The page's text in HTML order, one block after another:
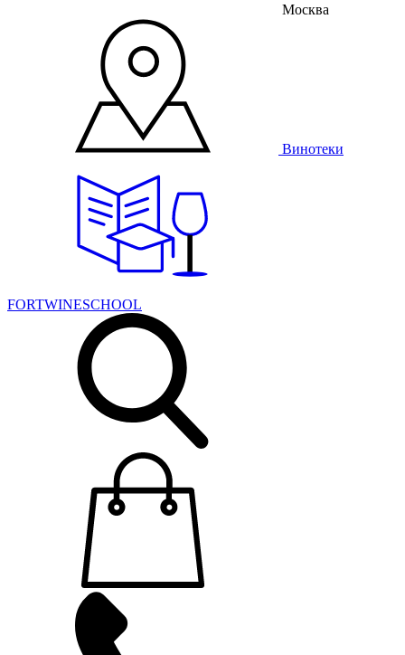
Москва
Винотеки
FORTWINESCHOOL